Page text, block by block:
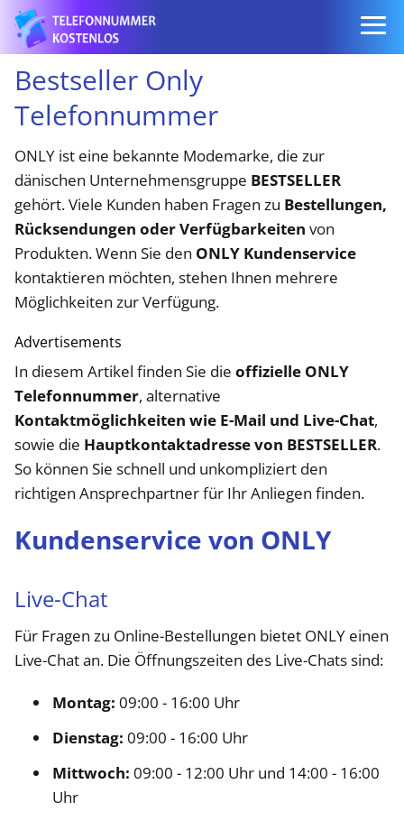
Bestseller Only
Telefonnummer
ONLY ist eine bekannte Modemarke, die zur
dänischen Unternehmensgruppe BESTSELLER
gehört. Viele Kunden haben Fragen zu Bestellungen,
Rücksendungen oder Verfügbarkeiten von
Produkten. Wenn Sie den ONLY Kundenservice
kontaktieren möchten, stehen Ihnen mehrere
Möglichkeiten zur Verfügung.
Advertisements
In diesem Artikel finden Sie die offizielle ONLY
Telefonnummer, alternative
Kontaktmöglichkeiten wie E-Mail und Live-Chat,
sowie die Hauptkontaktadresse von BESTSELLER.
So können Sie schnell und unkompliziert den
richtigen Ansprechpartner für Ihr Anliegen finden.
Kundenservice von ONLY
Live-Chat
Für Fragen zu Online-Bestellungen bietet ONLY einen
Live-Chat an. Die Öffnungszeiten des Live-Chats sind:​
Montag: 09:00 - 16:00 Uhr​
Dienstag: 09:00 - 16:00 Uhr
Mittwoch: 09:00 - 12:00 Uhr und 14:00 - 16:00
Uhr​